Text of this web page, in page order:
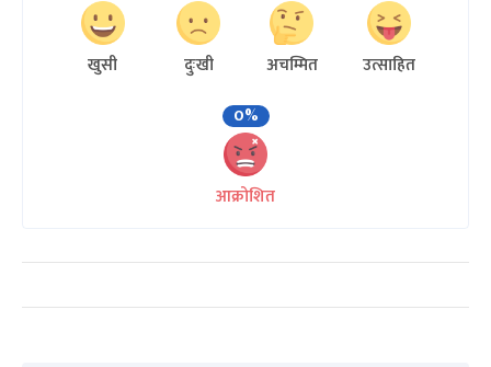
खुसी दुःखी अचम्मित
उत्साहित
0%
आक्रोशित